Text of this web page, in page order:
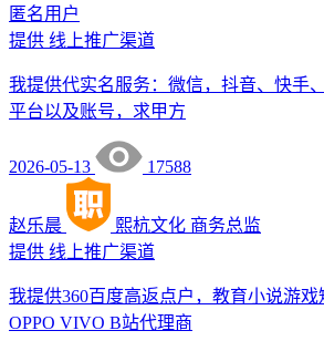
匿名用户
提供 线上推广渠道
我提供代实名服务：微信，抖音、快手
平台以及账号，求甲方
2026-05-13 17588
赵乐晨 熙杭文化 商务总监
提供 线上推广渠道
我提供360百度高返点户，教育小说游戏
OPPO VIVO B站代理商